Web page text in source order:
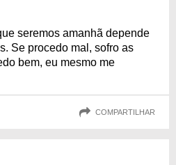
seremos amanhã depende
Se procedo mal, sofro as
bem, eu mesmo me
COMPARTILHAR